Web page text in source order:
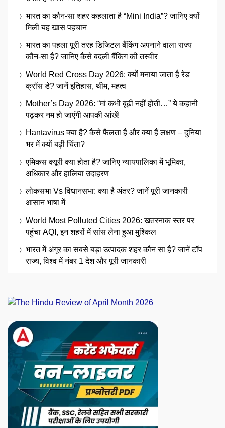
भारत का कौन-सा शहर कहलाता है “Mini India”? जानिए क्यों
मिली यह खास पहचान
भारत का पहला पूरी तरह डिजिटल बैंकिंग अपनाने वाला राज्य
कौन-सा है? जानिए कैसे बदली बैंकिंग की तस्वीर
World Red Cross Day 2026: क्यों मनाया जाता है रेड
क्रॉस डे? जानें इतिहास, थीम, महत्व
Mother’s Day 2026: “मां कभी बूढ़ी नहीं होती…” ये कहानी
पढ़कर नम हो जाएंगी आपकी आंखें!
Hantavirus क्या है? कैसे फैलता है और क्या हैं लक्षण – दुनिया
भर में क्यों बढ़ी चिंता?
एमिकस क्यूरी क्या होता है? जानिए न्यायपालिका में भूमिका,
अधिकार और हालिया उदाहरण
लोकसभा Vs विधानसभा: क्या है अंतर? जानें पूरी जानकारी
आसान भाषा में
World Most Polluted Cities 2026: खतरनाक स्तर पर
पहुंचा AQI, इन शहरों में सांस लेना हुआ मुश्किल
भारत में अंगूर का सबसे बड़ा उत्पादक शहर कौन सा है? जानें टॉप
राज्य, विश्व में नंबर 1 देश और पूरी जानकारी